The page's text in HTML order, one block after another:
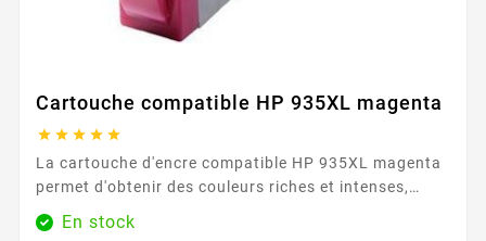
Cartouche compatible HP 935XL magenta
    
La cartouche d'encre compatible HP 935XL magenta
permet d'obtenir des couleurs riches et intenses,
parfaites pour les graphiques et les documents
nécessitant une reproduction fidèle des couleurs.
En stock